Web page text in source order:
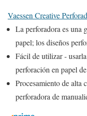
Vaessen Creative
La perforadora es una
papel; los diseños
Fácil de utilizar -
perforación en papel
Procesamiento de alta
perforadora de